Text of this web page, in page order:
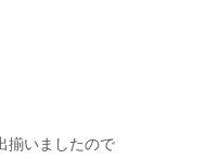
揃いましたので